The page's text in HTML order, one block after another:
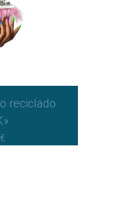
reciclado
€